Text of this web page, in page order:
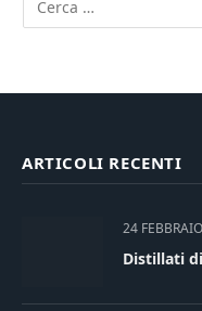
ARTICOLI RECENTI
24
Distillati